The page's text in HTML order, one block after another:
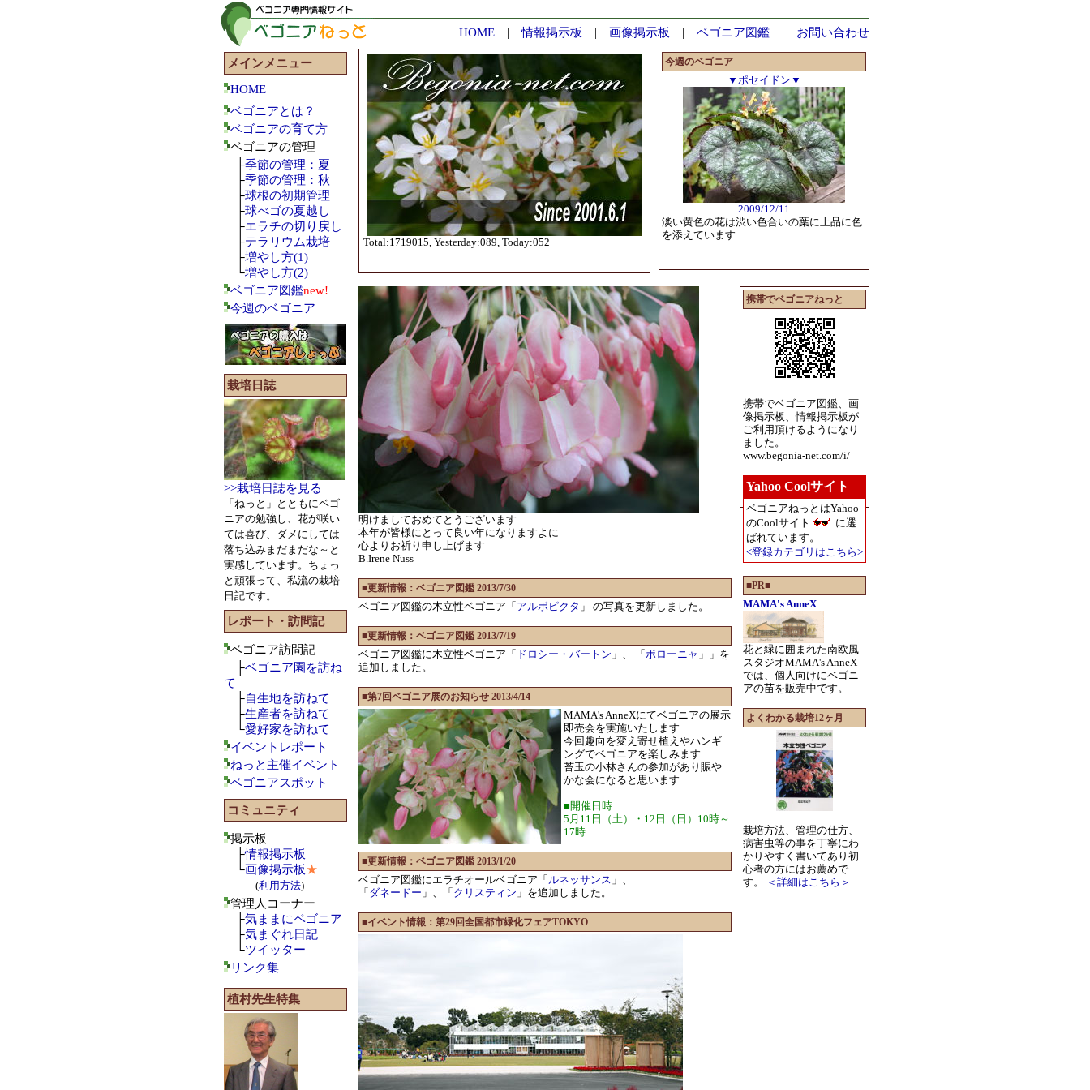
HOME |情報掲示板 | 画像掲示板 | ベゴニア図鑑 | お問い合わせ
Total:1719015, Yesterday:089, Today:052
今週のベゴニア
▼ポセイドン▼
2009/12/11
淡い黄色の花は渋い色合いの葉に上品に色
を添えています
明けましておめてとうございます
本年が皆様にとって良い年になりますよに
心よりお祈り申し上げます
B.Irene Nuss
■更新情報：ベゴニア図鑑 2013/7/30
ベゴニア図鑑の木立性ベゴニア「 アルボピクタ 」 の写真を更新しました。
■更新情報：ベゴニア図鑑 2013/7/19
ベゴニア図鑑に木立性ベゴニア「 ドロシー・バートン 」、 「 ボローニャ 」」を
追加しました。
■第7回ベゴニア展のお知らせ 2013/4/14
MAMA's AnneXにてベゴニアの展示
即売会を実施いたします
今回趣向を変え寄せ植えやハンギ
ングでベゴニアを楽しみます
苔玉の小林さんの参加があり賑や
かな会になると思います
■開催日時
5月11日（土）・12日（日）10時～
17時
■更新情報：ベゴニア図鑑 2013/1/20
ベゴニア図鑑にエラチオールベゴニア「 ルネッサンス 」、
「 ダネードー 」、「 クリスティン 」を追加しました。
■イベント情報：第29回全国都市緑化フェアTOKYO
携帯でベゴニアねっと
携帯でベゴニア図鑑、画
像掲示板、情報掲示板が
ご利用頂けるようになり
ました。
www.begonia-net.com/i/
Yahoo Coolサイト
ベゴニアねっとはYahoo
のCoolサイト
に選
ばれています。
<登録カテゴリはこちら>
■PR■
MAMA's AnneX
花と緑に囲まれた南欧風
スタジオMAMA's AnneX
では、個人向けにベゴニ
アの苗を販売中です。
よくわかる栽培12ヶ月
栽培方法、管理の仕方、
病害虫等の事を丁寧にわ
かりやすく書いてあり初
心者の方にはお薦めで
す。
＜詳細はこちら＞
メインメニュー
HOME
ベゴニアとは？
ベゴニアの育て方
ベゴニアの管理
├季節の管理：夏
├季節の管理：秋
├球根の初期管理
├球べゴの夏越し
├エラチの切り戻し
├テラリウム栽培
├増やし方(1)
└増やし方(2)
ベゴニア図鑑new!
今週のベゴニア
栽培日誌
>>栽培日誌を見る
「ねっと」とともにベゴ
ニアの勉強し、花が咲い
ては喜び、ダメにしては
落ち込みまだまだな～と
実感しています。ちょっ
と頑張って、私流の栽培
日記です。
レポート・訪問記
ベゴニア訪問記
├ベゴニア園を訪ね
て
├自生地を訪ねて
├生産者を訪ねて
└愛好家を訪ねて
イベントレポート
ねっと主催イベント
ベゴニアスポット
コミュニティ
掲示板
├情報掲示板
└画像掲示板★
(利用方法)
管理人コーナー
├気ままにベゴニア
├気まぐれ日記
└ツイッター
リンク集
植村先生特集